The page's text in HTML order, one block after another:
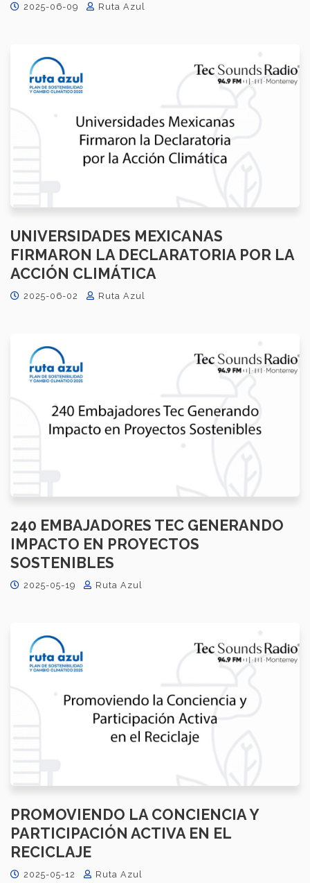
2025-06-09 Ruta Azul
UNIVERSIDADES MEXICANAS
FIRMARON LA DECLARATORIA POR LA
ACCIÓN CLIMÁTICA
2025-06-02 Ruta Azul
240 EMBAJADORES TEC GENERANDO
IMPACTO EN PROYECTOS
SOSTENIBLES
2025-05-19 Ruta Azul
PROMOVIENDO LA CONCIENCIA Y
PARTICIPACIÓN ACTIVA EN EL
RECICLAJE
2025-05-12 Ruta Azul